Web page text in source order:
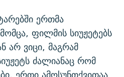
ერთმა
ფილმის სიუჟეტებს
არ ვიცი, მაგრამ
ძალიანაც რომ